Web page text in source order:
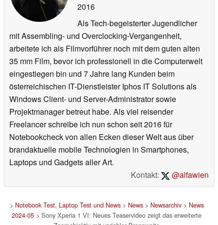
2016
Als Tech-begeisterter Jugendlicher
mit Assembling- und Overclocking-Vergangenheit,
arbeitete ich als Filmvorführer noch mit dem guten alten
35 mm Film, bevor ich professionell in die Computerwelt
eingestiegen bin und 7 Jahre lang Kunden beim
österreichischen IT-Dienstleister Iphos IT Solutions als
Windows Client- und Server-Administrator sowie
Projektmanager betreut habe. Als viel reisender
Freelancer schreibe ich nun schon seit 2016 für
Notebookcheck von allen Ecken dieser Welt aus über
brandaktuelle mobile Technologien in Smartphones,
Laptops und Gadgets aller Art.
Kontakt:
@alfawien
> Notebook Test, Laptop Test und News> News> Newsarchiv> News
2024-05 > Sony Xperia 1 VI: Neues Teaservideo zeigt das erweiterte